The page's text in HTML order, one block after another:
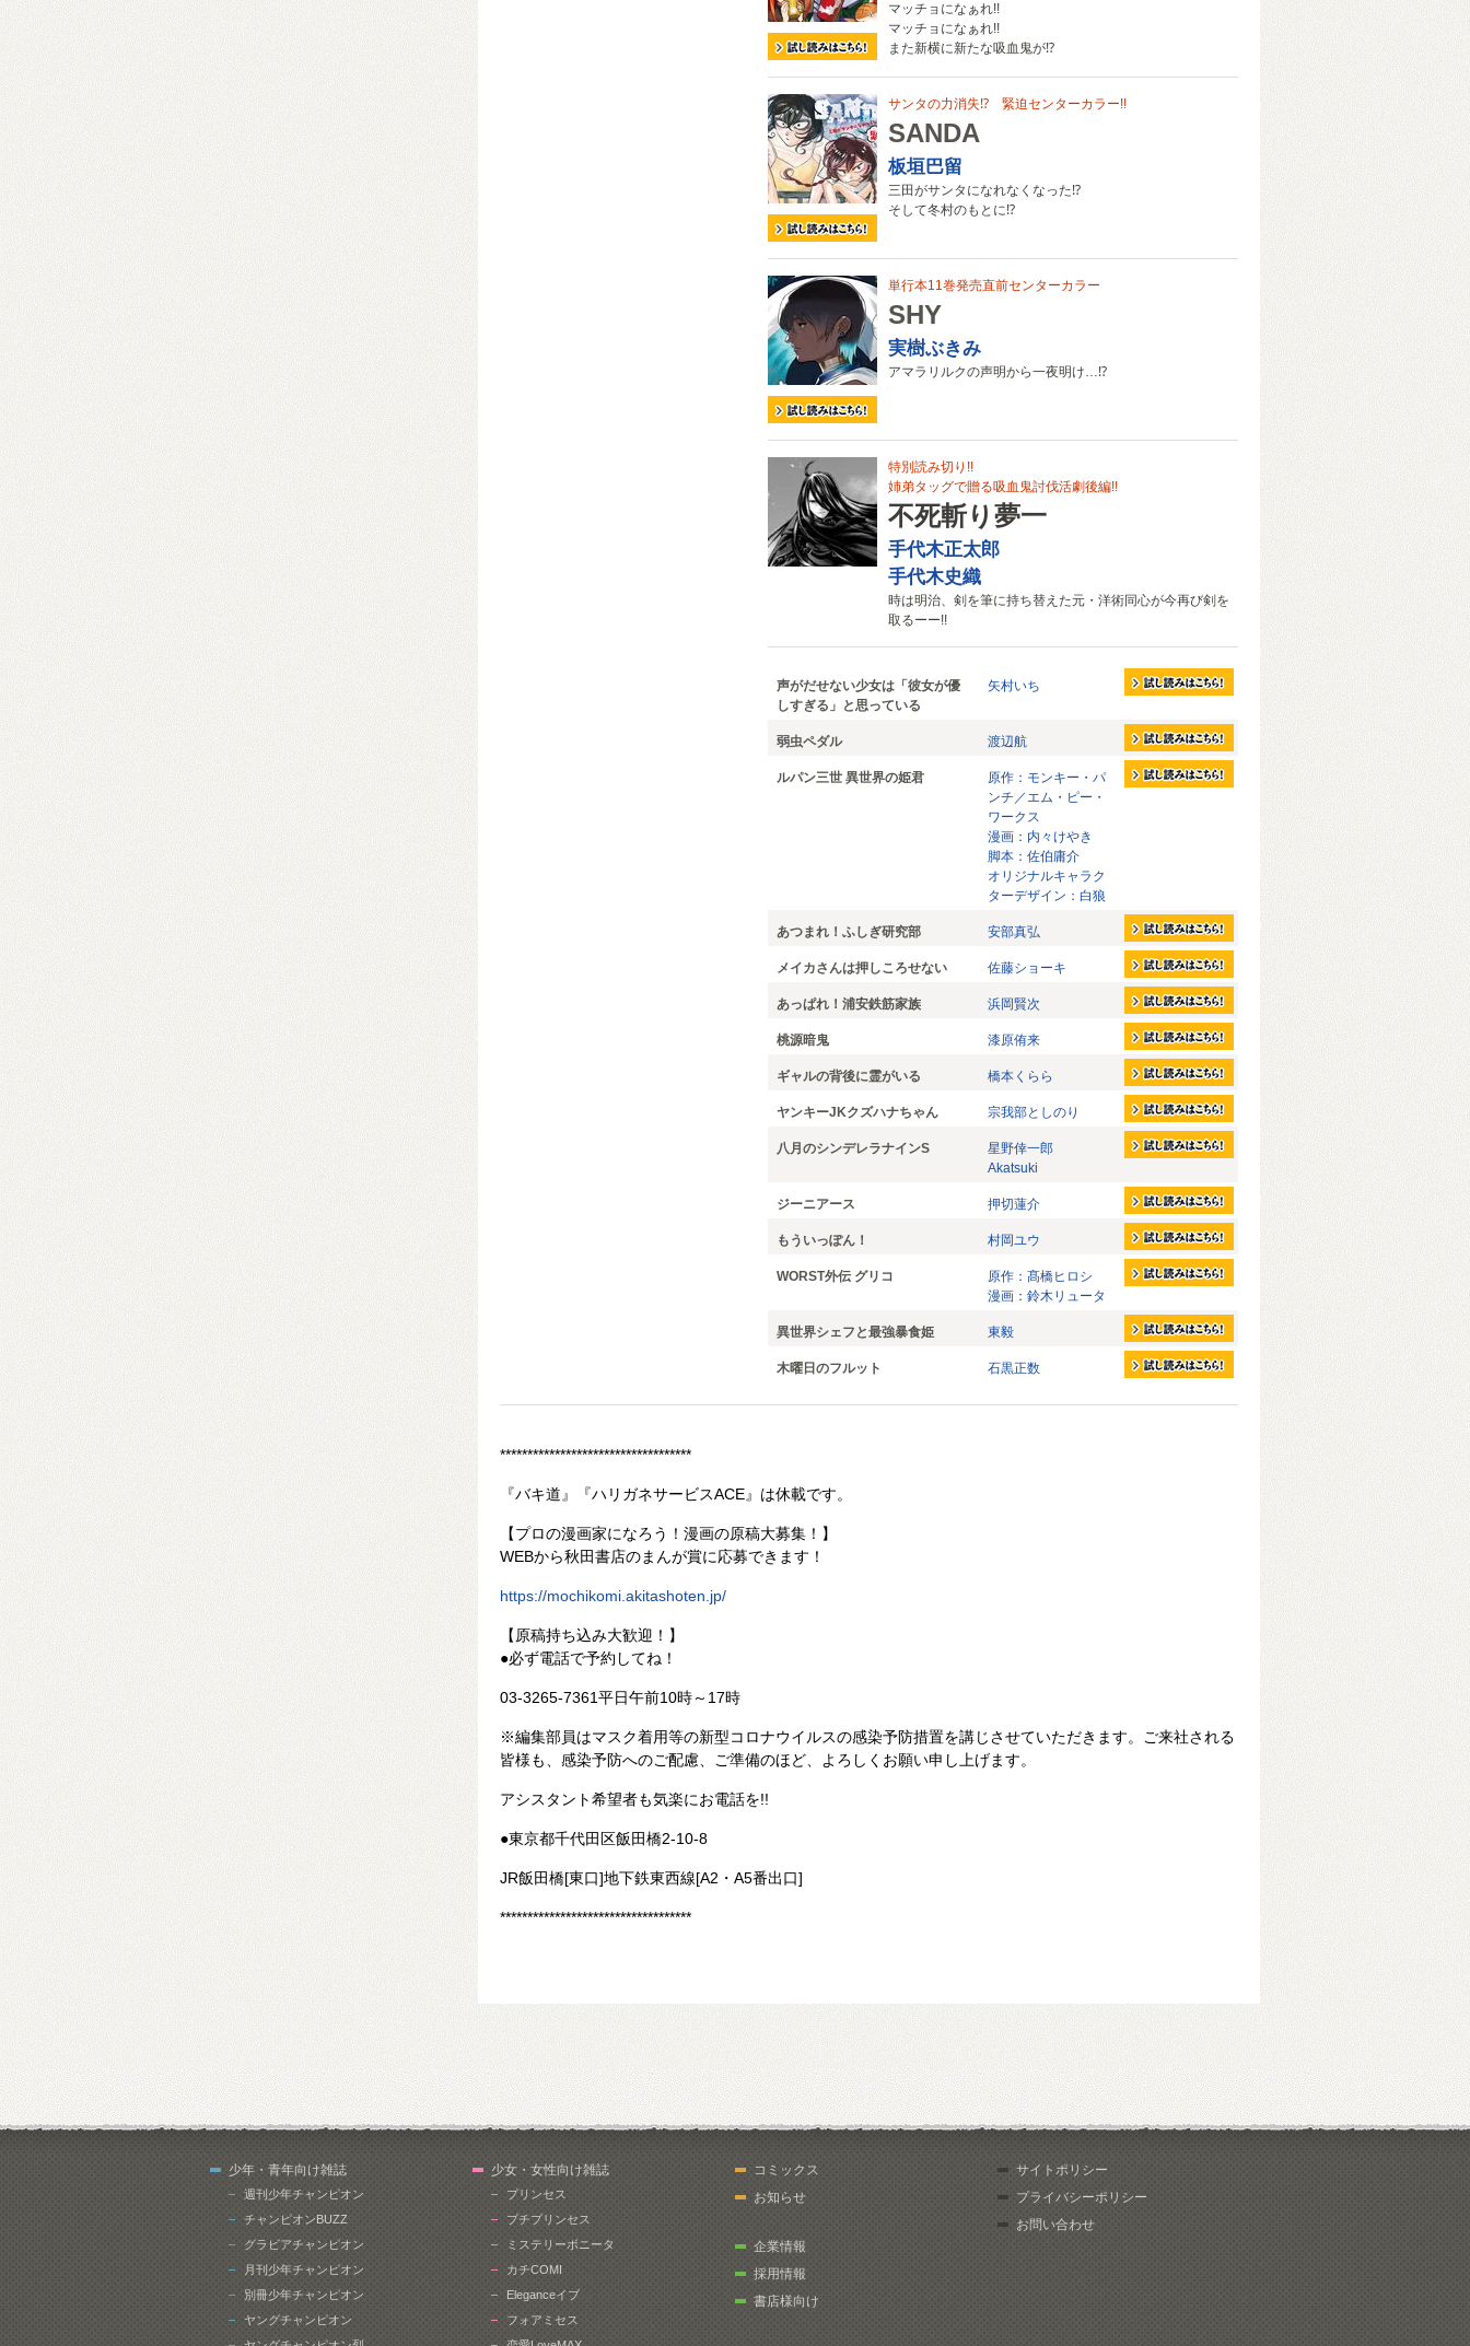
マッチョになぁれ!!
マッチョになぁれ!!
また新横に新たな吸血鬼が⁉
サンタの力消失⁉ 緊迫センターカラー!!
SANDA
板垣巴留
三田がサンタになれなくなった⁉
そして冬村のもとに⁉
単行本11巻発売直前センターカラー
SHY
実樹ぶきみ
アマラリルクの声明から一夜明け…⁉
特別読み切り!!
姉弟タッグで贈る吸血鬼討伐活劇後編!!
不死斬り夢一
手代木正太郎
手代木史織
時は明治、剣を筆に持ち替えた元・洋術同心が今再び剣を
取るーー!!
声がだせない少女は「彼女が優
しすぎる」と思っている
矢村いち
弱虫ペダル 渡辺航
ルパン三世 異世界の姫君
原作：モンキー・パ
ンチ／エム・ピー・
ワークス
漫画：内々けやき
脚本：佐伯庸介
オリジナルキャラク
ターデザイン：白狼
あつまれ！ふしぎ研究部 安部真弘
メイカさんは押しころせない 佐藤ショーキ
あっぱれ！浦安鉄筋家族 浜岡賢次
桃源暗鬼 漆原侑来
ギャルの背後に霊がいる 橋本くらら
ヤンキーJKクズハナちゃん 宗我部としのり
八月のシンデレラナインS
星野倖一郎
Akatsuki
ジーニアース 押切蓮介
もういっぽん！ 村岡ユウ
WORST外伝 グリコ
原作：髙橋ヒロシ
漫画：鈴木リュータ
異世界シェフと最強暴食姫 東毅
木曜日のフルット 石黒正数
***********************************
『バキ道』『ハリガネサービスACE』は休載です。
【プロの漫画家になろう！漫画の原稿大募集！】
WEBから秋田書店のまんが賞に応募できます！
https://mochikomi.akitashoten.jp/
【原稿持ち込み大歓迎！】
●必ず電話で予約してね！
03-3265-7361平日午前10時～17時
※編集部員はマスク着用等の新型コロナウイルスの感染予防措置を講じさせていただきます。ご来社される
皆様も、感染予防へのご配慮、ご準備のほど、よろしくお願い申し上げます。
アシスタント希望者も気楽にお電話を!!
●東京都千代田区飯田橋2-10-8
JR飯田橋[東口]地下鉄東西線[A2・A5番出口]
***********************************
少年・青年向け雑誌
週刊少年チャンピオン
チャンピオンBUZZ
グラビアチャンピオン
月刊少年チャンピオン
別冊少年チャンピオン
ヤングチャンピオン
少女・女性向け雑誌
プリンセス
プチプリンセス
ミステリーボニータ
カチCOMI
Eleganceイブ
フォアミセス
コミックス
お知らせ
企業情報
採用情報
書店様向け
サイトポリシー
プライバシーポリシー
お問い合わせ